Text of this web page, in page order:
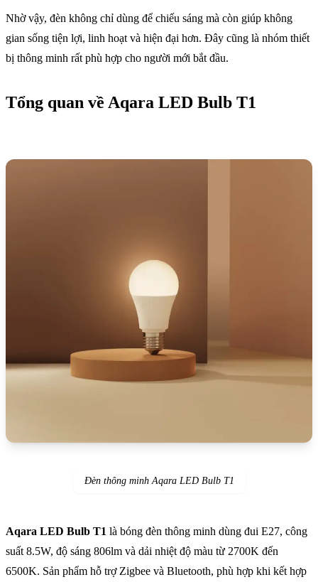
Nhờ vậy, đèn không chỉ dùng để chiếu sáng mà còn giúp không
gian sống tiện lợi, linh hoạt và hiện đại hơn. Đây cũng là nhóm thiết
bị thông minh rất phù hợp cho người mới bắt đầu.
Tổng quan về Aqara LED Bulb T1
Đèn thông minh Aqara LED Bulb T1
Aqara LED Bulb T1 là bóng đèn thông minh dùng đui E27, công
suất 8.5W, độ sáng 806lm và dải nhiệt độ màu từ 2700K đến
6500K. Sản phẩm hỗ trợ Zigbee và Bluetooth, phù hợp khi kết hợp